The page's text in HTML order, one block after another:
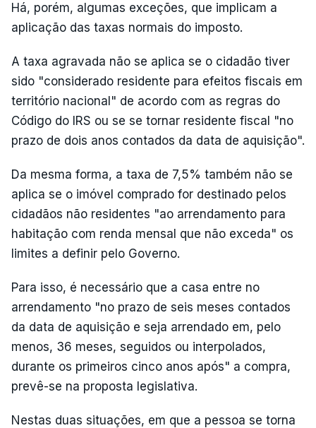
Há, porém, algumas exceções, que implicam a
aplicação das taxas normais do imposto.
A taxa agravada não se aplica se o cidadão tiver
sido "considerado residente para efeitos fiscais em
território nacional" de acordo com as regras do
Código do IRS ou se se tornar residente fiscal "no
prazo de dois anos contados da data de aquisição".
Da mesma forma, a taxa de 7,5% também não se
aplica se o imóvel comprado for destinado pelos
cidadãos não residentes "ao arrendamento para
habitação com renda mensal que não exceda" os
limites a definir pelo Governo.
Para isso, é necessário que a casa entre no
arrendamento "no prazo de seis meses contados
da data de aquisição e seja arrendado em, pelo
menos, 36 meses, seguidos ou interpolados,
durante os primeiros cinco anos após" a compra,
prevê-se na proposta legislativa.
Nestas duas situações, em que a pessoa se torna